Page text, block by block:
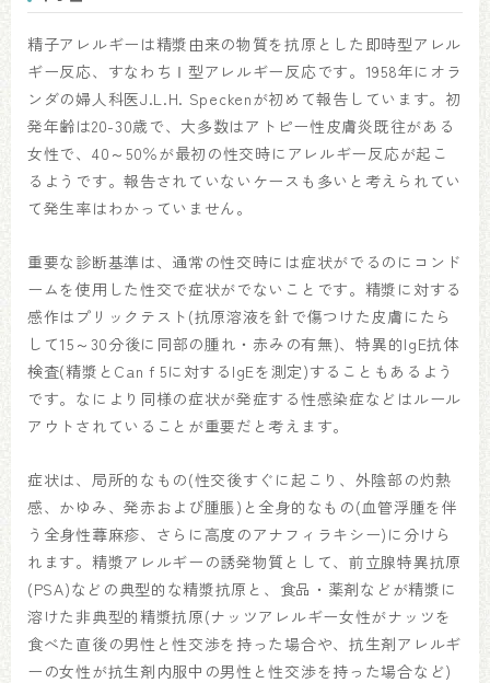
精子アレルギーは精漿由来の物質を抗原とした即時型アレル
ギー反応、すなわちⅠ型アレルギー反応です。1958年にオラ
ンダの婦人科医J.L.H. Speckenが初めて報告しています。初
発年齢は20-30歳で、大多数はアトピー性皮膚炎既往がある
女性で、40～50％が最初の性交時にアレルギー反応が起こ
るようです。報告されていないケースも多いと考えられてい
て発生率はわかっていません。
重要な診断基準は、通常の性交時には症状がでるのにコンド
ームを使用した性交で症状がでないことです。精漿に対する
感作はプリックテスト(抗原溶液を針で傷つけた皮膚にたら
して15～30分後に同部の腫れ・赤みの有無)、特異的IgE抗体
検査(精漿とCan f 5に対するIgEを測定)することもあるよう
です。なにより同様の症状が発症する性感染症などはルール
アウトされていることが重要だと考えます。
症状は、局所的なもの(性交後すぐに起こり、外陰部の灼熱
感、かゆみ、発赤および腫脹)と全身的なもの(血管浮腫を伴
う全身性蕁麻疹、さらに高度のアナフィラキシー)に分けら
れます。精漿アレルギーの誘発物質として、前立腺特異抗原
(PSA)などの典型的な精漿抗原と、食品・薬剤などが精漿に
溶けた非典型的精漿抗原(ナッツアレルギー女性がナッツを
食べた直後の男性と性交渉を持った場合や、抗生剤アレルギ
ーの女性が抗生剤内服中の男性と性交渉を持った場合など)